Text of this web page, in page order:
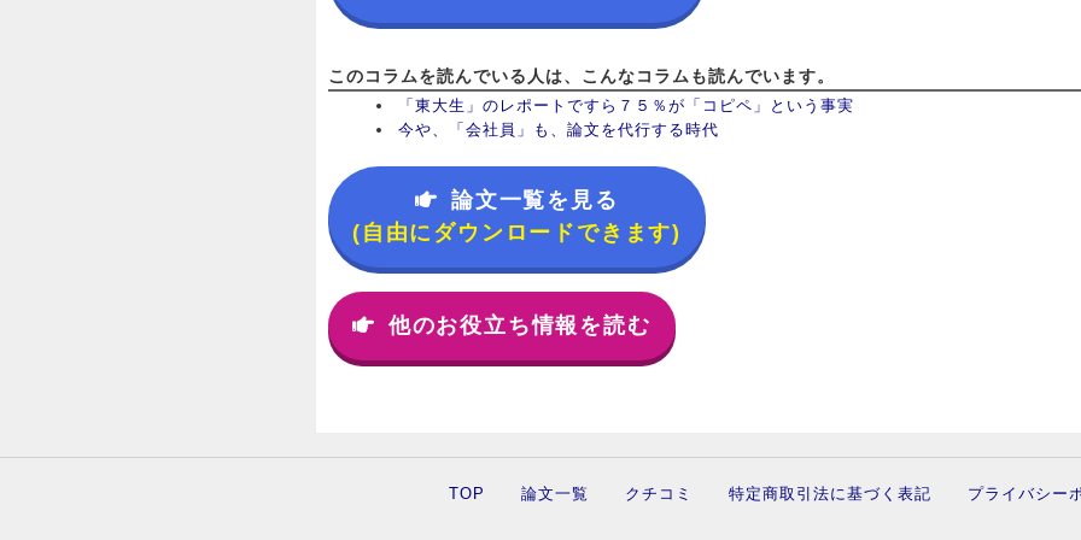
このコラムを読んでいる人は、こんなコラムも読んでいます。
「東大生」のレポートですら７５％が「コピペ」という事実
今や、「会社員」も、論文を代行する時代
論文一覧を見る
(自由にダウンロードできます)
他のお役立ち情報を読む
TOP 論文一覧 クチコミ 特定商取引法に基づく表記 プライバシー